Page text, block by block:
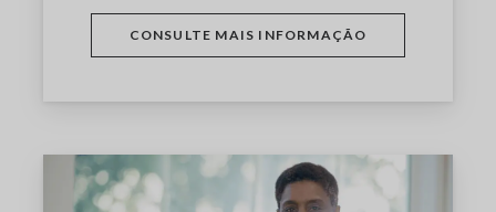
CONSULTE MAIS INFORMAÇÃO